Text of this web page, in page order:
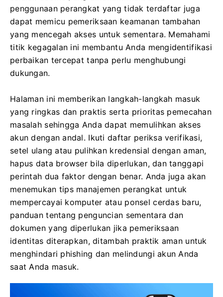
penggunaan perangkat yang tidak terdaftar juga
dapat memicu pemeriksaan keamanan tambahan
yang mencegah akses untuk sementara. Memahami
titik kegagalan ini membantu Anda mengidentifikasi
perbaikan tercepat tanpa perlu menghubungi
dukungan.
Halaman ini memberikan langkah-langkah masuk
yang ringkas dan praktis serta prioritas pemecahan
masalah sehingga Anda dapat memulihkan akses
akun dengan andal. Ikuti daftar periksa verifikasi,
setel ulang atau pulihkan kredensial dengan aman,
hapus data browser bila diperlukan, dan tanggapi
perintah dua faktor dengan benar. Anda juga akan
menemukan tips manajemen perangkat untuk
mempercayai komputer atau ponsel cerdas baru,
panduan tentang penguncian sementara dan
dokumen yang diperlukan jika pemeriksaan
identitas diterapkan, ditambah praktik aman untuk
menghindari phishing dan melindungi akun Anda
saat Anda masuk.